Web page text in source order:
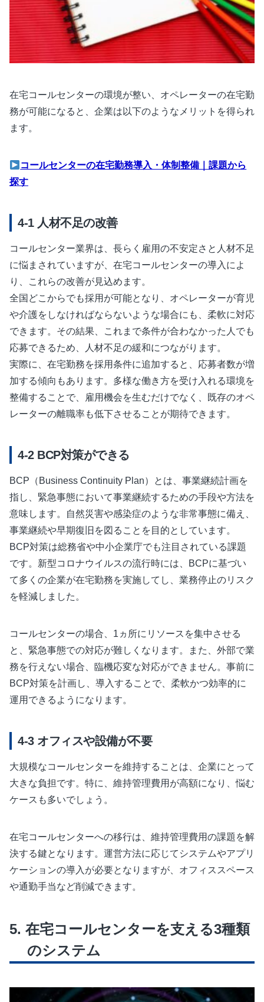
在宅コールセンターの環境が整い、オペレーターの在宅勤
務が可能になると、企業は以下のようなメリットを得られ
ます。
コールセンターの在宅勤務導入・体制整備｜課題から
探す
人材不足の改善
コールセンター業界は、長らく雇用の不安定さと人材不足
に悩まされていますが、在宅コールセンターの導入によ
り、これらの改善が見込めます。
全国どこからでも採用が可能となり、オペレーターが育児
や介護をしなければならないような場合にも、柔軟に対応
できます。その結果、これまで条件が合わなかった人でも
応募できるため、人材不足の緩和につながります。
実際に、在宅勤務を採用条件に追加すると、応募者数が増
加する傾向もあります。多様な働き方を受け入れる環境を
整備することで、雇用機会を生むだけでなく、既存のオペ
レーターの離職率も低下させることが期待できます。
BCP対策ができる
BCP（Business Continuity Plan）とは、事業継続計画を
指し、緊急事態において事業継続するための手段や方法を
意味します。自然災害や感染症のような非常事態に備え、
事業継続や早期復旧を図ることを目的としています。
BCP対策は総務省や中小企業庁でも注目されている課題
です。新型コロナウイルスの流行時には、BCPに基づい
て多くの企業が在宅勤務を実施してし、業務停止のリスク
を軽減しました。
コールセンターの場合、1ヵ所にリソースを集中させる
と、緊急事態での対応が難しくなります。また、外部で業
務を行えない場合、臨機応変な対応ができません。事前に
BCP対策を計画し、導入することで、柔軟かつ効率的に
運用できるようになります。
オフィスや設備が不要
大規模なコールセンターを維持することは、企業にとって
大きな負担です。特に、維持管理費用が高額になり、悩む
ケースも多いでしょう。
在宅コールセンターへの移行は、維持管理費用の課題を解
決する鍵となります。運営方法に応じてシステムやアプリ
ケーションの導入が必要となりますが、オフィススペース
や通勤手当など削減できます。
在宅コールセンターを支える3種類
のシステム